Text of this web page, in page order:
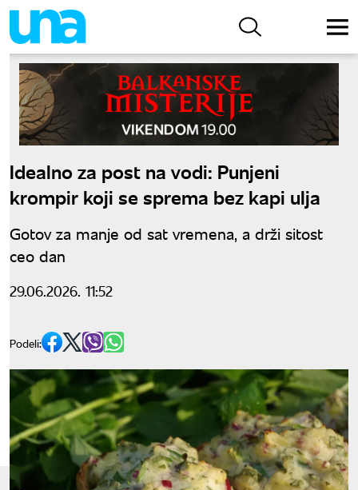
Idealno za post na vodi: Punjeni
krompir koji se sprema bez kapi ulja
Gotov za manje od sat vremena, a drži sitost
ceo dan
29.06.2026. 11:52
Podeli: